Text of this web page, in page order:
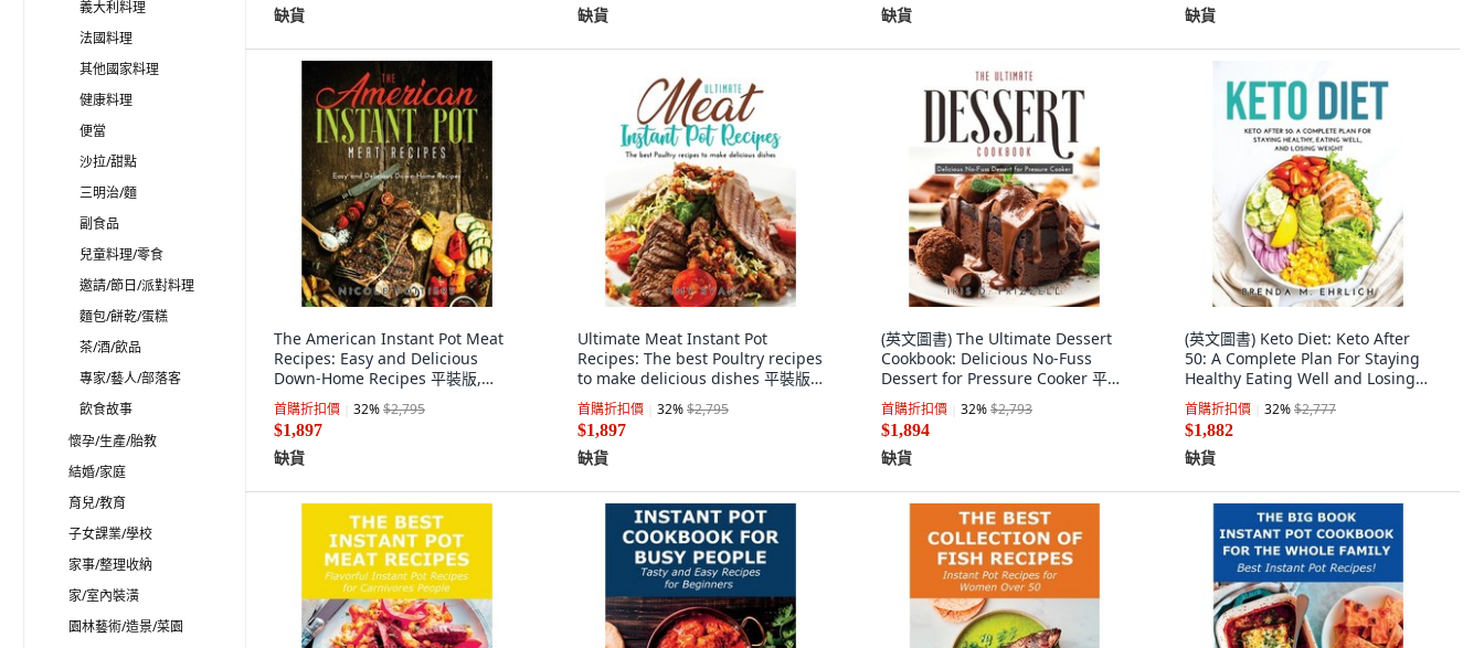
義大利料理
法國料理
其他國家料理
健康料理
便當
沙拉/甜點
三明治/麵
副食品
兒童料理/零食
邀請/節日/派對料理
麵包/餅乾/蛋糕
茶/酒/飲品
專家/藝人/部落客
飲食故事
懷孕/生產/胎教
結婚/家庭
育兒/教育
子女課業/學校
家事/整理收納
家/室內裝潢
園林藝術/造景/菜園
缺貨 缺貨 缺貨 缺貨
The American Instant Pot Meat
Recipes: Easy and Delicious
Down-Home Recipes 平裝版,
Nicole Poitiers, 英文
首購折扣價 32%$2,795
$1,897
缺貨
Ultimate Meat Instant Pot
Recipes: The best Poultry recipes
to make delicious dishes 平裝版,
Amy Ryan, 英文
首購折扣價 32%$2,795
$1,897
缺貨
(英文圖書) The Ultimate Dessert
Cookbook: Delicious No-Fuss
Dessert for Pressure Cooker 平裝
版, Iris D. Frizzell, 英文
首購折扣價 32%$2,793
$1,894
缺貨
(英文圖書) Keto Diet: Keto After
50: A Complete Plan For Staying
Healthy Eating Well and Losing
Weight 平裝版, Brenda M.
Ehrlich, 英文
首購折扣價 32%$2,777
$1,882
缺貨